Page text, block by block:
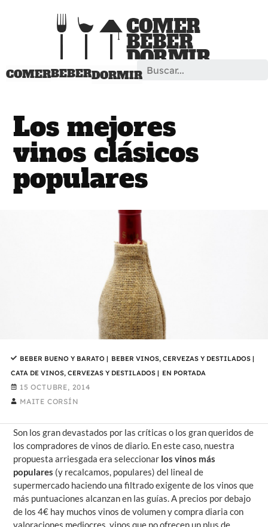
COMERBEBERDORMIR
Search
Los mejores
vinos clásicos
populares
BEBER BUENO Y BARATO| BEBER VINOS, CERVEZAS Y DESTILADOS|
CATA DE VINOS, CERVEZAS Y DESTILADOS| EN PORTADA
15 OCTUBRE, 2014
MAITE CORSÍN
Son los gran devastados por las críticas o los gran queridos de
los compradores de vinos de diario. En este caso, nuestra
propuesta arriesgada era seleccionar los vinos más
populares (y recalcamos, populares) del lineal de
supermercado haciendo una filtrado exigente de los vinos que
más puntuaciones alcanzan en las guías. A precios por debajo
de los 4€ hay muchos vinos de volumen y compra diaria con
valoraciones mediocres, vinos que no ofrecen un plus de